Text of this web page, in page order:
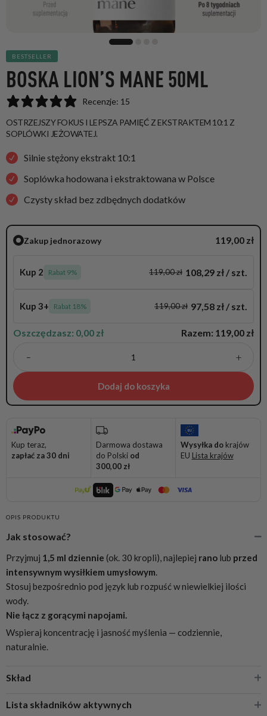
BESTSELLER
BOSKA LION’S MANE 50ML
Recenzje: 15
OSTRZEJSZY FOKUS I LEPSZA PAMIĘĆ Z EKSTRAKTEM 10:1 Z
SOPLÓWKI JEŻOWATEJ.
Silnie stężony ekstrakt 10:1
Soplówka hodowana i ekstraktowana w Polsce
Czysty skład bez zdbędnych dodatków
Zakup jednorazowy 119,00 zł
Kup 2 Rabat 9% 119,00zł 108,29 zł / szt.
Kup 3+ Rabat 18% 119,00zł 97,58 zł / szt.
Oszczędzasz: 0,00 zł Razem: 119,00 zł
– +
Dodaj do koszyka
Kup teraz,
zapłać za 30 dni
Darmowa dostawa
do Polski od
300,00 zł
Wysyłka do krajów
EU Lista krajów
OPIS PRODUKTU
Jak stosować?
Przyjmuj 1,5 ml dziennie (ok. 30 kropli), najlepiej rano lub przed
intensywnym wysiłkiem umysłowym.
Stosuj bezpośrednio pod język lub rozpuść w niewielkiej ilości
wody.
Nie łącz z gorącymi napojami.
Wspieraj koncentrację i jasność myślenia — codziennie,
naturalnie.
Skład
Ekstrakt z owocników soplówki jeżowatej (Hericium
Lista składników aktywnych